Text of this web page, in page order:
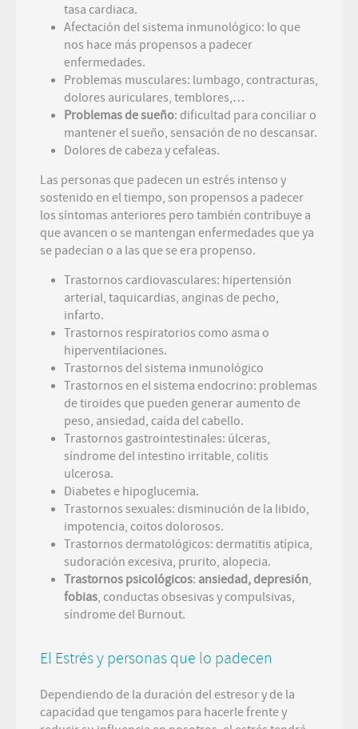
tasa cardiaca.
Afectación del sistema inmunológico: lo que
nos hace más propensos a padecer
enfermedades.
Problemas musculares: lumbago, contracturas,
dolores auriculares, temblores,…
Problemas de sueño: dificultad para conciliar o
mantener el sueño, sensación de no descansar.
Dolores de cabeza y cefaleas.
Las personas que padecen un estrés intenso y
sostenido en el tiempo, son propensos a padecer
los síntomas anteriores pero también contribuye a
que avancen o se mantengan enfermedades que ya
se padecían o a las que se era propenso.
Trastornos cardiovasculares: hipertensión
arterial, taquicardias, anginas de pecho,
infarto.
Trastornos respiratorios como asma o
hiperventilaciones.
Trastornos del sistema inmunológico
Trastornos en el sistema endocrino: problemas
de tiroides que pueden generar aumento de
peso, ansiedad, caída del cabello.
Trastornos gastrointestinales: úlceras,
síndrome del intestino irritable, colitis
ulcerosa.
Diabetes e hipoglucemia.
Trastornos sexuales: disminución de la libido,
impotencia, coitos dolorosos.
Trastornos dermatológicos: dermatitis atípica,
sudoración excesiva, prurito, alopecia.
Trastornos psicológicos: ansiedad, depresión,
fobias, conductas obsesivas y compulsivas,
síndrome del Burnout.
El Estrés y personas que lo padecen
Dependiendo de la duración del estresor y de la
capacidad que tengamos para hacerle frente y